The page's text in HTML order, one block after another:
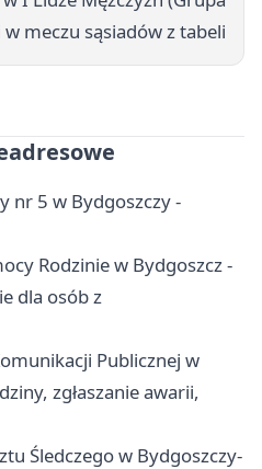
meczu sąsiadów z tabeli
nr 5 w Bydgoszczy -
Rodzinie w Bydgoszcz -
dla osób z
Publicznej w
zgłaszanie awarii,
Śledczego w Bydgoszczy-